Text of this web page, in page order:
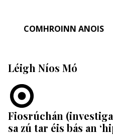
COMHROINN ANOIS
Léigh Níos Mó
Fiosrúchán
sa zú tar éis bás an